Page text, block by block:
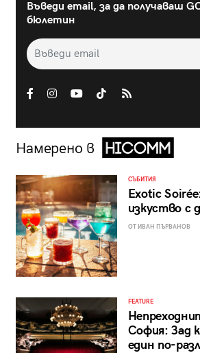
Въведи email, за да получаваш
бюлетин
Намерено в
СЪБИТИЯ
Exotic
изкуство с
ОТ ИВАН ПЪРВАНОВ
FEATURE
София: Зад
един по-